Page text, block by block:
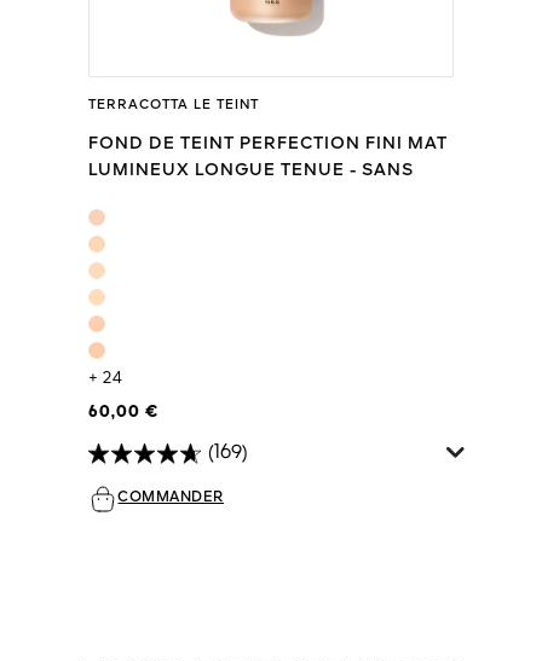
TERRACOTTA LE TEINT
FOND DE TEINT PERFECTION FINI MAT
LUMINEUX LONGUE TENUE - SANS
+ 24
60,00 €
(169)
COMMANDER